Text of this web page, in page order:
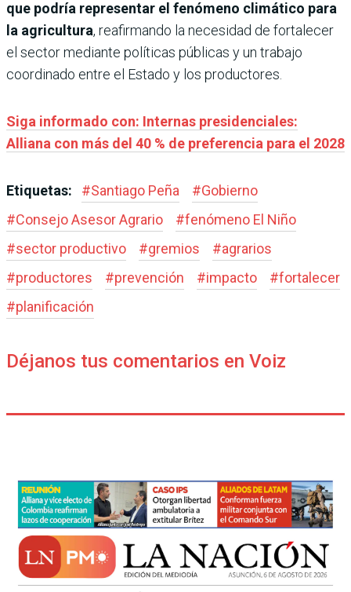
que podría representar el fenómeno climático para
la agricultura, reafirmando la necesidad de fortalecer
el sector mediante políticas públicas y un trabajo
coordinado entre el Estado y los productores.
Siga informado con: Internas presidenciales:
Alliana con más del 40 % de preferencia para el 2028
Etiquetas: #Santiago Peña #Gobierno
#Consejo Asesor Agrario #fenómeno El Niño
#sector productivo #gremios #agrarios
#productores #prevención #impacto #fortalecer
#planificación
Déjanos tus comentarios en Voiz